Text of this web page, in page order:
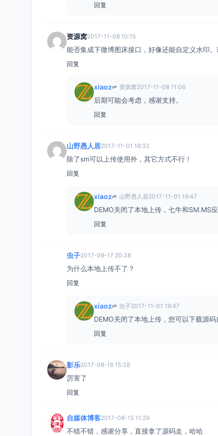
回复
资源窝2017-11-08 10:15
能否集成下微博图床接口，好像还能自定义水印
回复
xiaoz 资源窝2017-11-08 11:06
后期可能会考虑，感谢支持。
回复
山野愚人居2017-11-01 18:32
除了sm可以上传使用外，其它方式不行！
回复
xiaoz 山野愚人居2017-11-01 19:47
DEMO关闭了本地上传，七牛和SM.MS应
回复
虫子2017-09-17 20:38
为什么本地上传不了？
回复
xiaoz 虫子2017-11-01 19:47
DEMO关闭了本地上传，您可以下载源码
回复
影乐2017-08-16 15:38
厉害了
回复
自媒体博客2017-08-15 11:29
不错不错，感谢分享，直接拿了源码走，哈哈